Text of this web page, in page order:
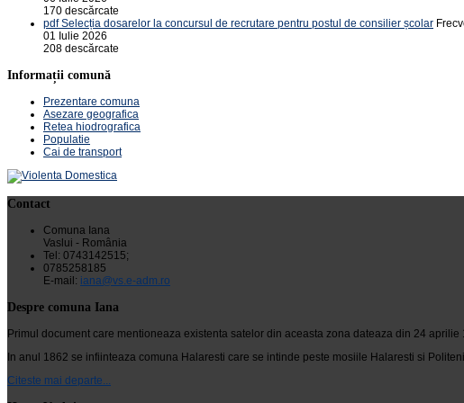
170 descărcate
pdf Selecția dosarelor la concursul de recrutare pentru postul de consilier școlar
01 Iulie 2026
208 descărcate
Informații comună
Prezentare comuna
Asezare geografica
Retea hiodrografica
Populatie
Cai de transport
Contact
Comuna Iana
Vaslui - România
Tel: 0743142515;
0785258185
E-mail: iana@vs.e-adm.ro
Despre comuna Iana
Primul document care mentioneaza existenta satelor din aceasta zona dateaza din 24
In anul 1862 se infiinteaza comuna Halaresti care se intinde peste mosiile Halaresti si
Citeste mai departe...